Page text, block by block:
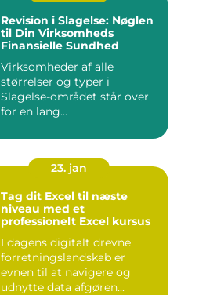
Revision i Slagelse: Nøglen
til Din Virksomheds
Finansielle Sundhed
Virksomheder af alle
størrelser og typer i
Slagelse-området står over
for en lang...
23. jan
Tag dit Excel til næste
niveau med et
professionelt Excel kursus
I dagens digitalt drevne
forretningslandskab er
evnen til at navigere og
udnytte data afgøren...